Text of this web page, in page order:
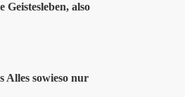
also
Alles sowieso nur